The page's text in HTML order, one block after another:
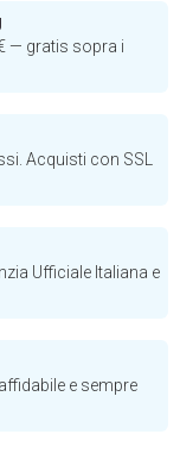
— gratis sopra i
Acquisti con SSL
Ufficiale Italiana e
e sempre